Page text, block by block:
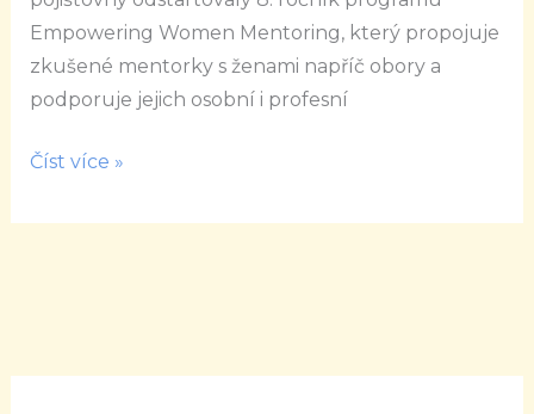
Empowering Women Mentoring, který propojuje
zkušené mentorky s ženami napříč obory a
podporuje jejich osobní i profesní
Číst více »